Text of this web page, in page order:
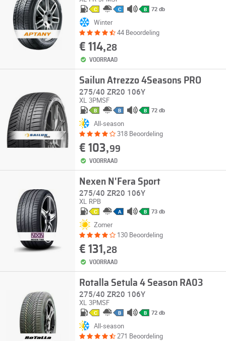
C C B 72 db
Winter
44 Beoordeling
€ 114,28
VOORRAAD
Sailun Atrezzo 4Seasons PRO
275/40 ZR20 106Y
XL 3PMSF
B B B 72 db
All-season
318 Beoordeling
€ 103,99
VOORRAAD
Nexen N'Fera Sport
275/40 ZR20 106Y
XL RPB
C A B 73 db
Zomer
130 Beoordeling
€ 131,28
VOORRAAD
Rotalla Setula 4 Season RA03
275/40 ZR20 106Y
XL 3PMSF
C B B 72 db
All-season
271 Beoordeling